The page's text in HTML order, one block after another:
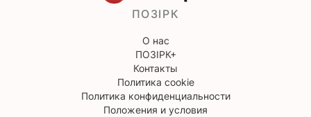
ПОЗІРК
О нас
ПОЗІРК+
Контакты
Политика cookie
Политика конфиденциальности
Положения и условия